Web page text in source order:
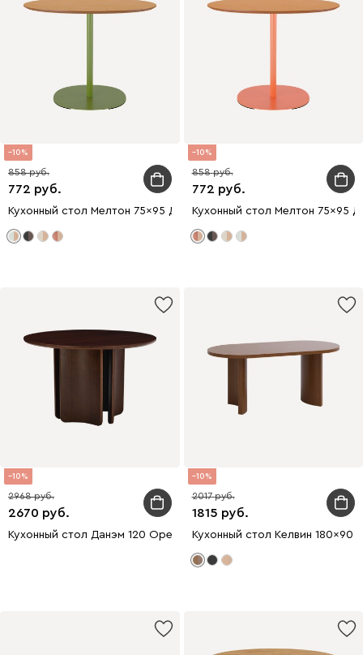
10
772
858
Кухонный стол Мелтон 75x95 Древесный/Оливковый
10
772
858
Кухонный стол Мелтон 75x95
10
2670
2968
Кухонный стол Данэм 120 Ореx
10
1815
2017
Кухонный стол Келвин 180x90